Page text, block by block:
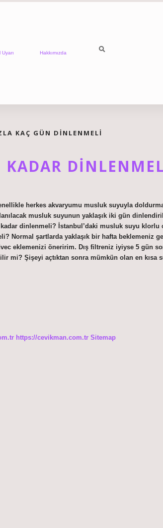
Uyarı Hakkımızda
KAÇ GÜN DINLENMELI
KADAR
herkes akvaryumu musluk suyuyla
musluk suyunun yaklaşık iki gün
dinlenmeli? İstanbul’daki musluk suyu
Normal şartlarda yaklaşık bir hafta beklemeniz
eklemenizi öneririm. Dış filtreniz iyiyse 5 gün
mi? Şişeyi açtıktan sonra mümkün olan en kısa
https://cevikman.com.tr Sitemap